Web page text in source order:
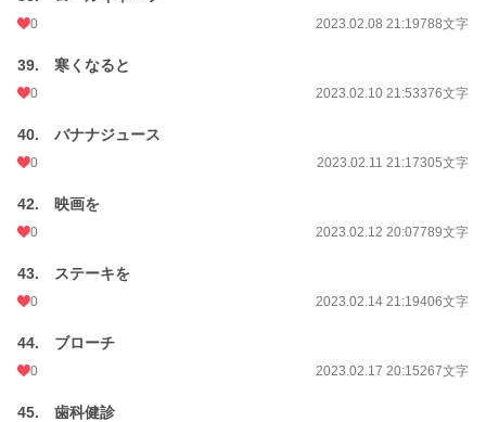
0 2023.02.08 21:19788文字
39. 寒くなると
0 2023.02.10 21:53376文字
40. バナナジュース
0 2023.02.11 21:17305文字
42. 映画を
0 2023.02.12 20:07789文字
43. ステーキを
0 2023.02.14 21:19406文字
44. ブローチ
0 2023.02.17 20:15267文字
45. 歯科健診